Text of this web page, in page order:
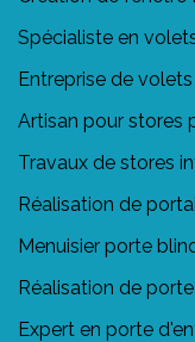
Spécialiste en
Entreprise de
Artisan pour stores
Travaux de stores
Réalisation de
Menuisier porte
Réalisation de
Expert en porte